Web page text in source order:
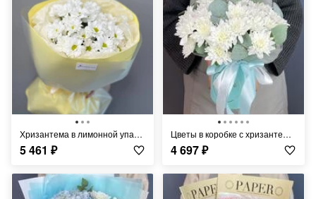
Хризантема в лимонной упаковке
5 461 ₽
Цветы в коробке с хризантемой и эвкалиптом
4 697₽